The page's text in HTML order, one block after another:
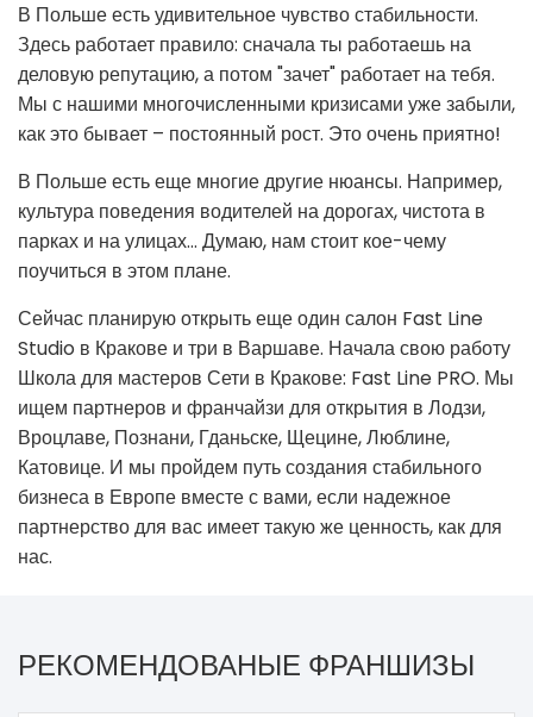
В Польше есть удивительное чувство стабильности.
Здесь работает правило: сначала ты работаешь на
деловую репутацию, а потом "зачет" работает на тебя.
Мы с нашими многочисленными кризисами уже забыли,
как это бывает – постоянный рост. Это очень приятно!
В Польше есть еще многие другие нюансы. Например,
культура поведения водителей на дорогах, чистота в
парках и на улицах… Думаю, нам стоит кое-чему
поучиться в этом плане.
Сейчас планирую открыть еще один салон Fast Line
Studio в Кракове и три в Варшаве. Начала свою работу
Школа для мастеров Сети в Кракове: Fast Line PRO. Мы
ищем партнеров и франчайзи для открытия в Лодзи,
Вроцлаве, Познани, Гданьске, Щецине, Люблине,
Катовице. И мы пройдем путь создания стабильного
бизнеса в Европе вместе с вами, если надежное
партнерство для вас имеет такую ​​же ценность, как для
нас.
РЕКОМЕНДОВАНЫЕ ФРАНШИЗЫ